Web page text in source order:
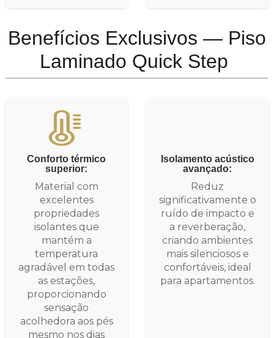
Benefícios Exclusivos — Piso
Laminado Quick Step
Conforto térmico
superior:
Material com
excelentes
propriedades
isolantes que
mantém a
temperatura
agradável em todas
as estações,
proporcionando
sensação
acolhedora aos pés
mesmo nos dias
Isolamento acústico
avançado:
Reduz
significativamente o
ruído de impacto e
a reverberação,
criando ambientes
mais silenciosos e
confortáveis, ideal
para apartamentos.